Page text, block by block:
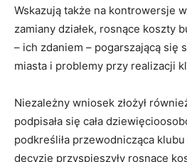
Wskazują także na kontrowersje
zamiany działek, rosnące koszty
– ich zdaniem – pogarszającą się
miasta i problemy przy realizacji
Niezależny wniosek złożył
podpisała się cała
podkreśliła przewodnicząca
decyzję przyspieszyły rosnące